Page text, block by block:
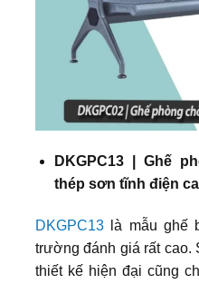
DKGPC13 | Ghế
thép sơn tĩnh điện
DKGPC13 là mẫu ghế
trường đánh giá rất cao.
thiết kế hiện đại cũng